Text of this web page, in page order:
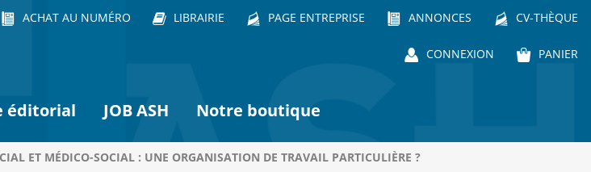
ACHAT AU NUMÉRO LIBRAIRIE PAGE ENTREPRISE ANNONCES CV-THÈQUE
CONNEXION PANIER
éditorial JOB ASH Notre boutique
ET MÉDICO-SOCIAL : UNE ORGANISATION DE TRAVAIL PARTICULIÈRE ?